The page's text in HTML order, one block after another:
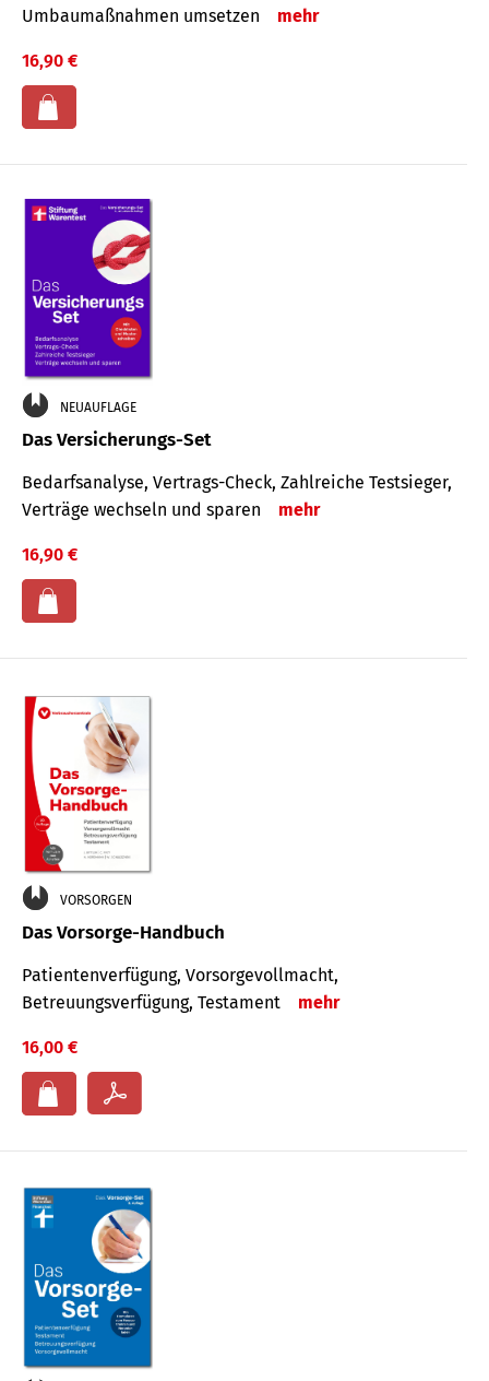
Umbaumaßnahmen umsetzen
mehr
16,90 €
NEUAUFLAGE
Das Versicherungs-Set
Bedarfsanalyse, Vertrags-Check, Zahlreiche Testsieger,
Verträge wechseln und sparen
mehr
16,90 €
VORSORGEN
Das Vorsorge-Handbuch
Patientenverfügung, Vorsorgevollmacht,
Betreuungsverfügung, Testament
mehr
16,00 €